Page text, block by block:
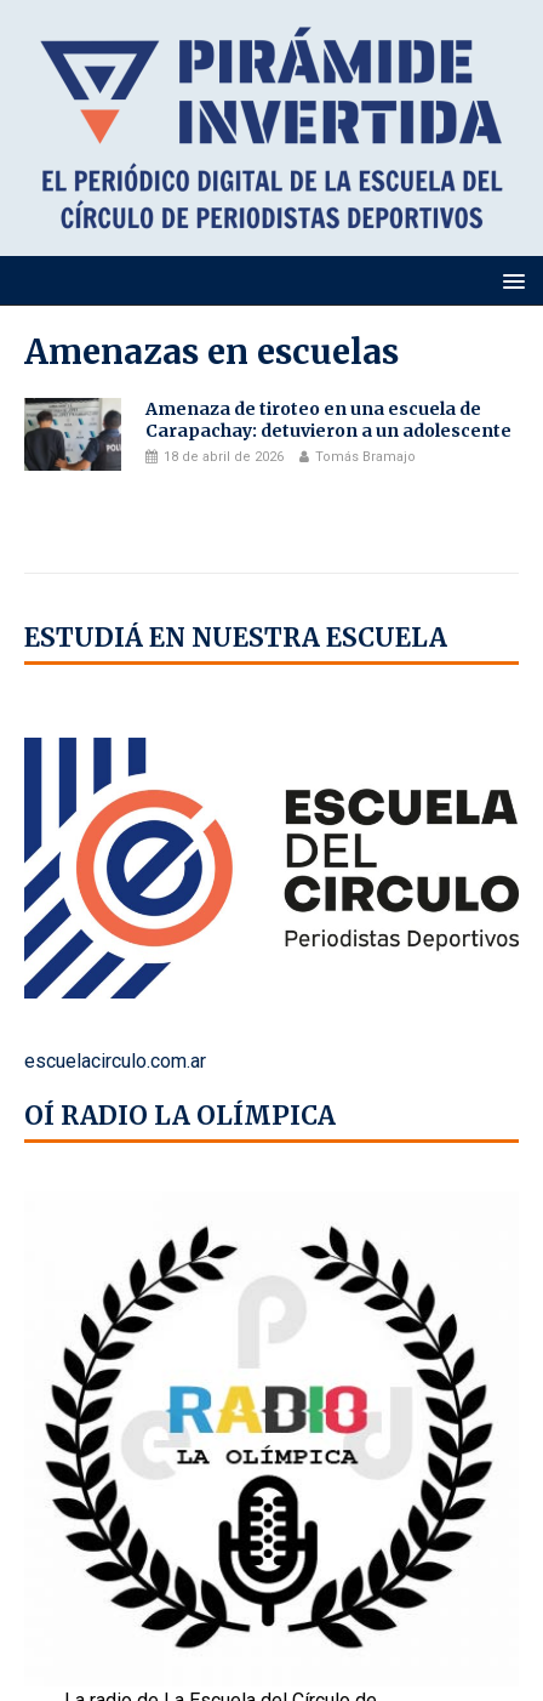
Amenazas en escuelas
Amenaza de tiroteo en una escuela de
Carapachay: detuvieron a un adolescente
18 de abril de 2026 Tomás Bramajo
ESTUDIÁ EN NUESTRA ESCUELA
escuelacirculo.com.ar
OÍ RADIO LA OLÍMPICA